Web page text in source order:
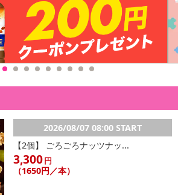
ンセル・返品交換は対応いたしかねます。
まれております。
、au PAY（auかんたん決済）、ソフトバ
済のため外部サイトへ遷移します。
に定められた決済期限日にお支払いを完
。ご了承いただいたうえでお申し込みくだ
】
品については、商品の発送完了後、配送
表示されない場合もございます。
2026/08/07 08:00 START
【2個】 ごろごろナッツナッ...
3,300円
（1650円／本）